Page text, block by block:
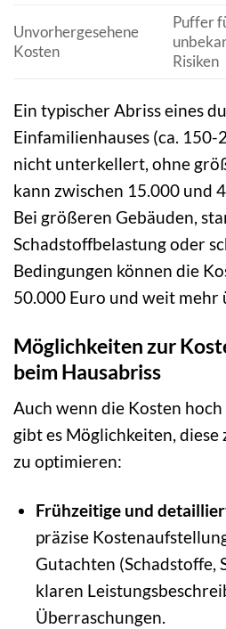
Unvorhergesehene
Kosten
Puffer
Risiken
Ein typischer Abriss eines
Einfamilienhauses (ca. 150-
nicht unterkellert, ohne
kann zwischen 15.000 und
Bei größeren Gebäuden,
Schadstoffbelastung oder
Bedingungen können die
50.000 Euro und weit mehr
Möglichkeiten zur
beim Hausabriss
Auch wenn die Kosten
gibt es Möglichkeiten, diese
zu optimieren:
Frühzeitige und
präzise
Gutachten (Schadstoffe,
klaren
Überraschungen.